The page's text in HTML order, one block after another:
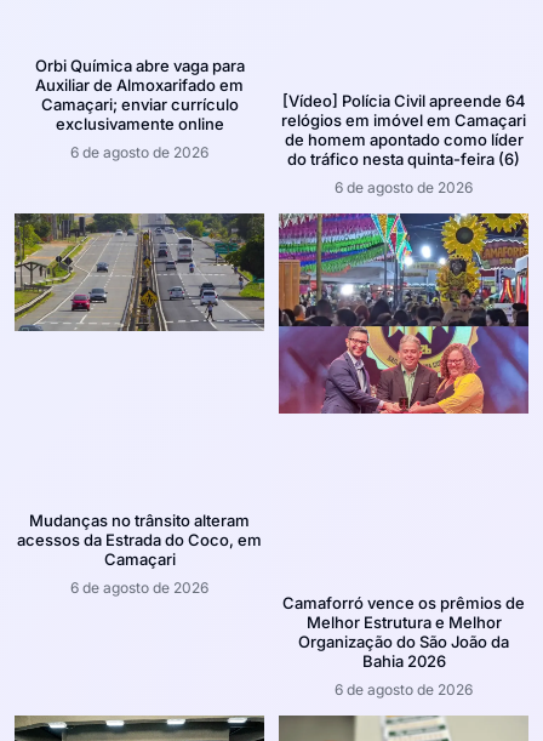
Orbi Química abre vaga para
Auxiliar de Almoxarifado em
Camaçari; enviar currículo
exclusivamente online
6 de agosto de 2026
[Vídeo] Polícia Civil apreende 64
relógios em imóvel em Camaçari
de homem apontado como líder
do tráfico nesta quinta-feira (6)
6 de agosto de 2026
Mudanças no trânsito alteram
acessos da Estrada do Coco, em
Camaçari
6 de agosto de 2026
Camaforró vence os prêmios de
Melhor Estrutura e Melhor
Organização do São João da
Bahia 2026
6 de agosto de 2026